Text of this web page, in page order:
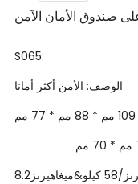
S065:
الوصف: الأمن أكثر أمانا